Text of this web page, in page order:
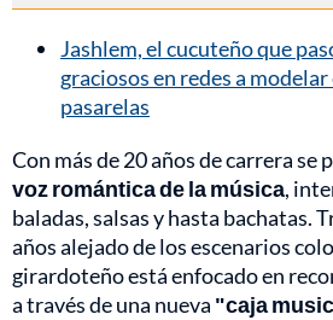
Jashlem, el cucuteño que
graciosos en redes a modelar
pasarelas
Con más de 20 años de carrera se
voz romántica de la música,
baladas, salsas y hasta bachatas.
años alejado de los escenarios
girardoteño está enfocado en
a través de una nueva "caja